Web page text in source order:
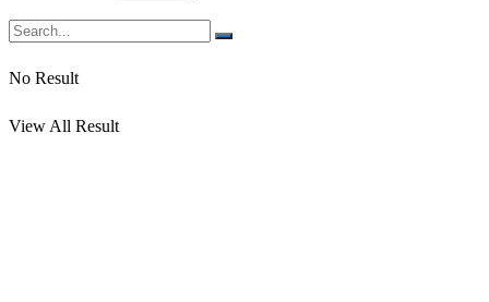
No Result
View All Result